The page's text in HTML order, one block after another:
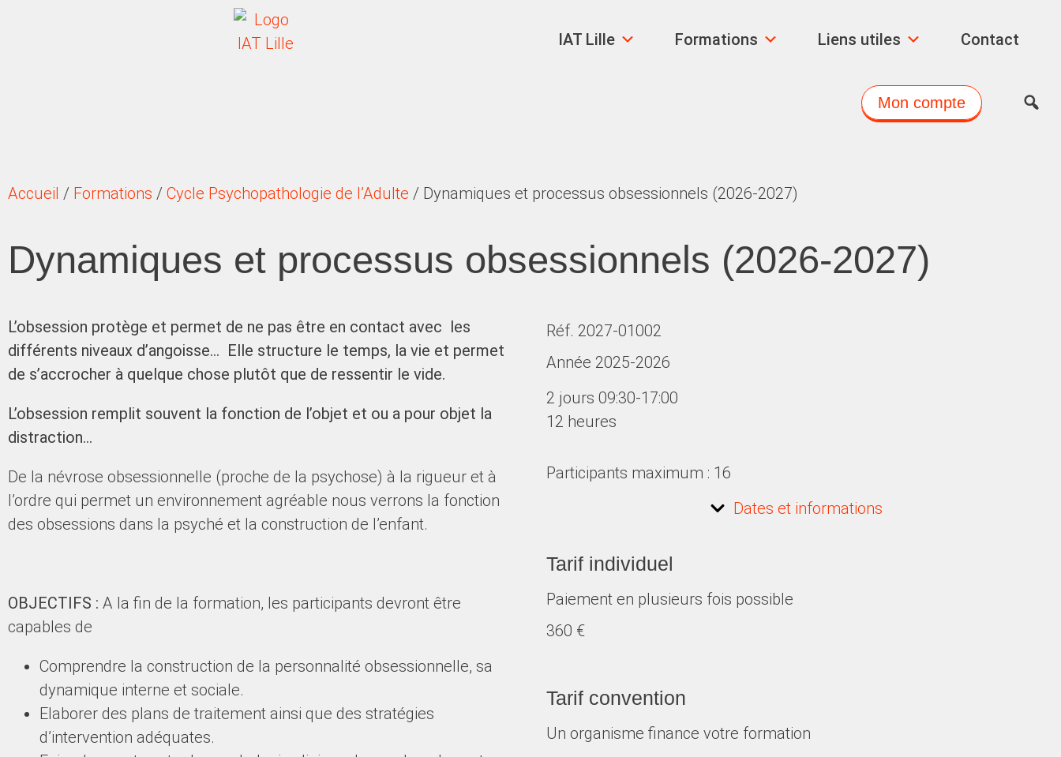
IAT Lille Formations Liens utiles Contact
Mon compte
Accueil / Formations / Cycle Psychopathologie de l’Adulte / Dynamiques et processus obsessionnels (2026-2027)
Dynamiques et processus obsessionnels (2026-2027)
L’obsession protège et permet de ne pas être en contact avec les
différents niveaux d’angoisse… Elle structure le temps, la vie et permet
de s’accrocher à quelque chose plutôt que de ressentir le vide.
L’obsession remplit souvent la fonction de l’objet et ou a pour objet la
distraction…
De la névrose obsessionnelle (proche de la psychose) à la rigueur et à
l’ordre qui permet un environnement agréable nous verrons la fonction
des obsessions dans la psyché et la construction de l’enfant.
OBJECTIFS : A la fin de la formation, les participants devront être
capables de
Comprendre la construction de la personnalité obsessionnelle, sa
dynamique interne et sociale.
Elaborer des plans de traitement ainsi que des stratégies
d’intervention adéquates.
Réf. 2027-01002
Année 2025-2026
2 jours 09:30-17:00
12 heures
Participants maximum : 16
Dates et informations
Tarif individuel
Paiement en plusieurs fois possible
360 €
Tarif convention
Un organisme finance votre formation